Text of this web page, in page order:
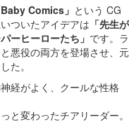
Baby Comics」 という CG
ついたアイデアは 「先生が
ーヒーローたち」 です。ラ
悪役の両方を登場させ、元
た。
経がよく、クールな性格
と変わったチアリーダー。